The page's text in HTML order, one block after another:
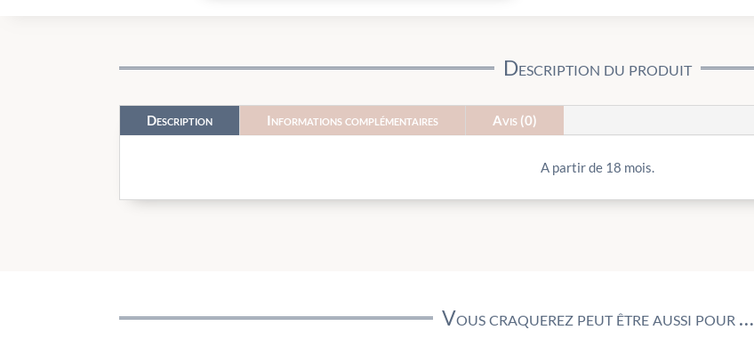
Description du produit
Description Informations complémentaires Avis (0)
A partir de 18 mois.
Vous craquerez peut être aussi pour …